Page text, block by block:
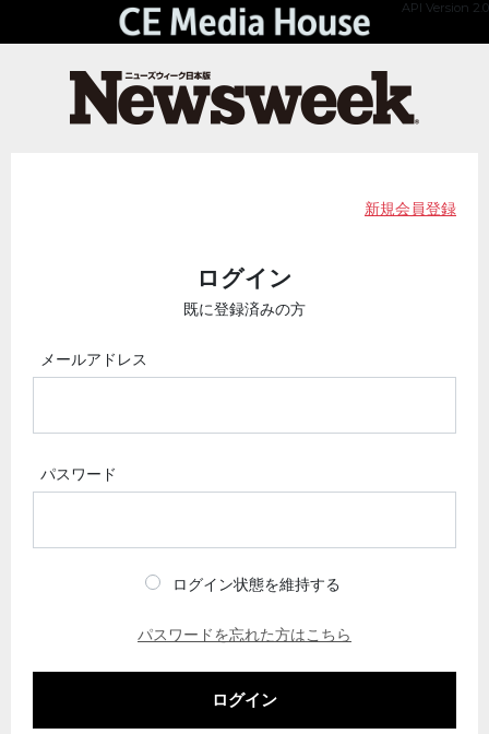
API Version 2.0
新規会員登録
ログイン
既に登録済みの方
メールアドレス
パスワード
ログイン状態を維持する
パスワードを忘れた方はこちら
ログイン